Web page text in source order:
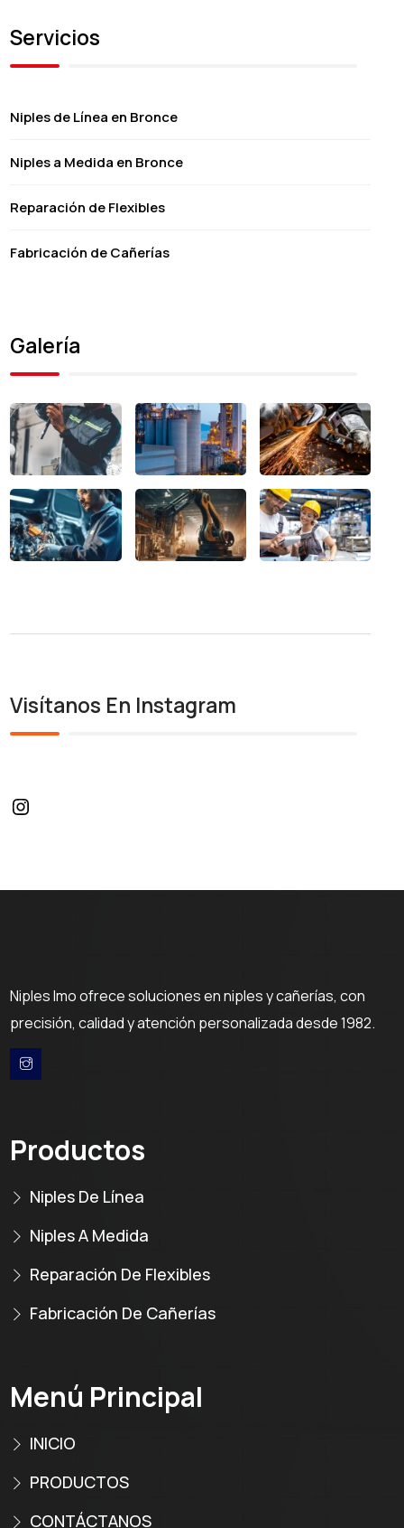
Servicios
Niples de Línea en Bronce
Niples a Medida en Bronce
Reparación de Flexibles
Fabricación de Cañerías
Galería
Visítanos En Instagram
Niples Imo ofrece soluciones en niples y cañerías, con
precisión, calidad y atención personalizada desde 1982.
Productos
Niples De Línea
Niples A Medida
Reparación De Flexibles
Fabricación De Cañerías
Menú Principal
INICIO
PRODUCTOS
CONTÁCTANOS